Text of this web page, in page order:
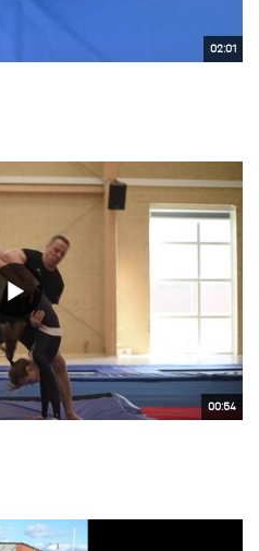
02:01
00:54